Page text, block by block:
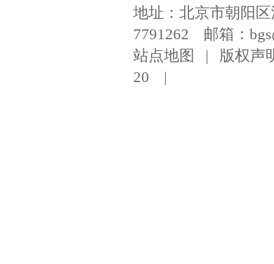
地址：北京市朝阳
7791262 邮箱：
站点地图
| 版权声
20 |